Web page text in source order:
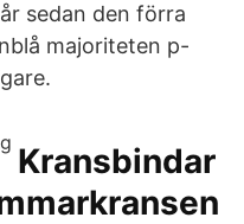
sedan den förra
majoriteten p-
Kransbindar